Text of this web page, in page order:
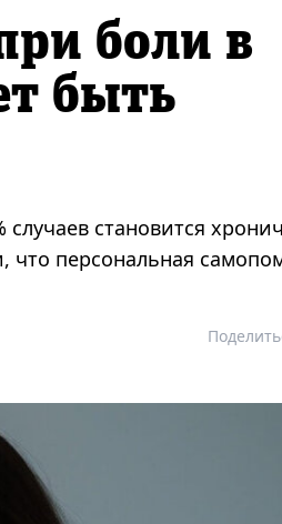
боли в
быть
становится
что персональная